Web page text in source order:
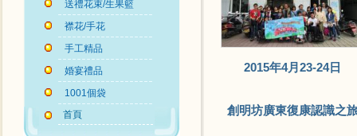
送禮花束/生果籃
襟花/手花
手工精品
婚宴禮品
1001個袋
首頁
2015年4月23-24日
創明坊廣東復康認識之